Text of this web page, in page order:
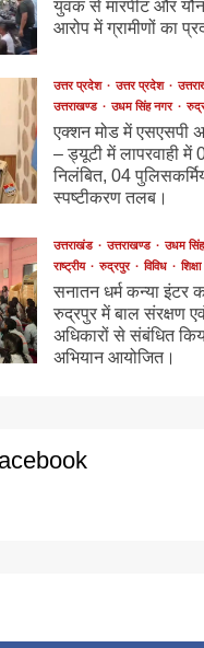
युवक से मारपीट और
आरोप में ग्रामीणों का
उत्तर प्रदेश उत्तर प्रदेश
उत्तराखण्ड
उधम सिंह नगर
एक्शन मोड में एसएसपी
– ड्यूटी में लापरवाही में
निलंबित, 04
स्पष्टीकरण तलब।
उत्तराखंड उत्तराखण्ड उधम
राष्ट्रीय
रुद्रपुर विविध शिक्षा
सनातन धर्म कन्या इंटर
रुद्रपुर में बाल संरक्षण
अधिकारों से संबंधित
अभियान आयोजित।